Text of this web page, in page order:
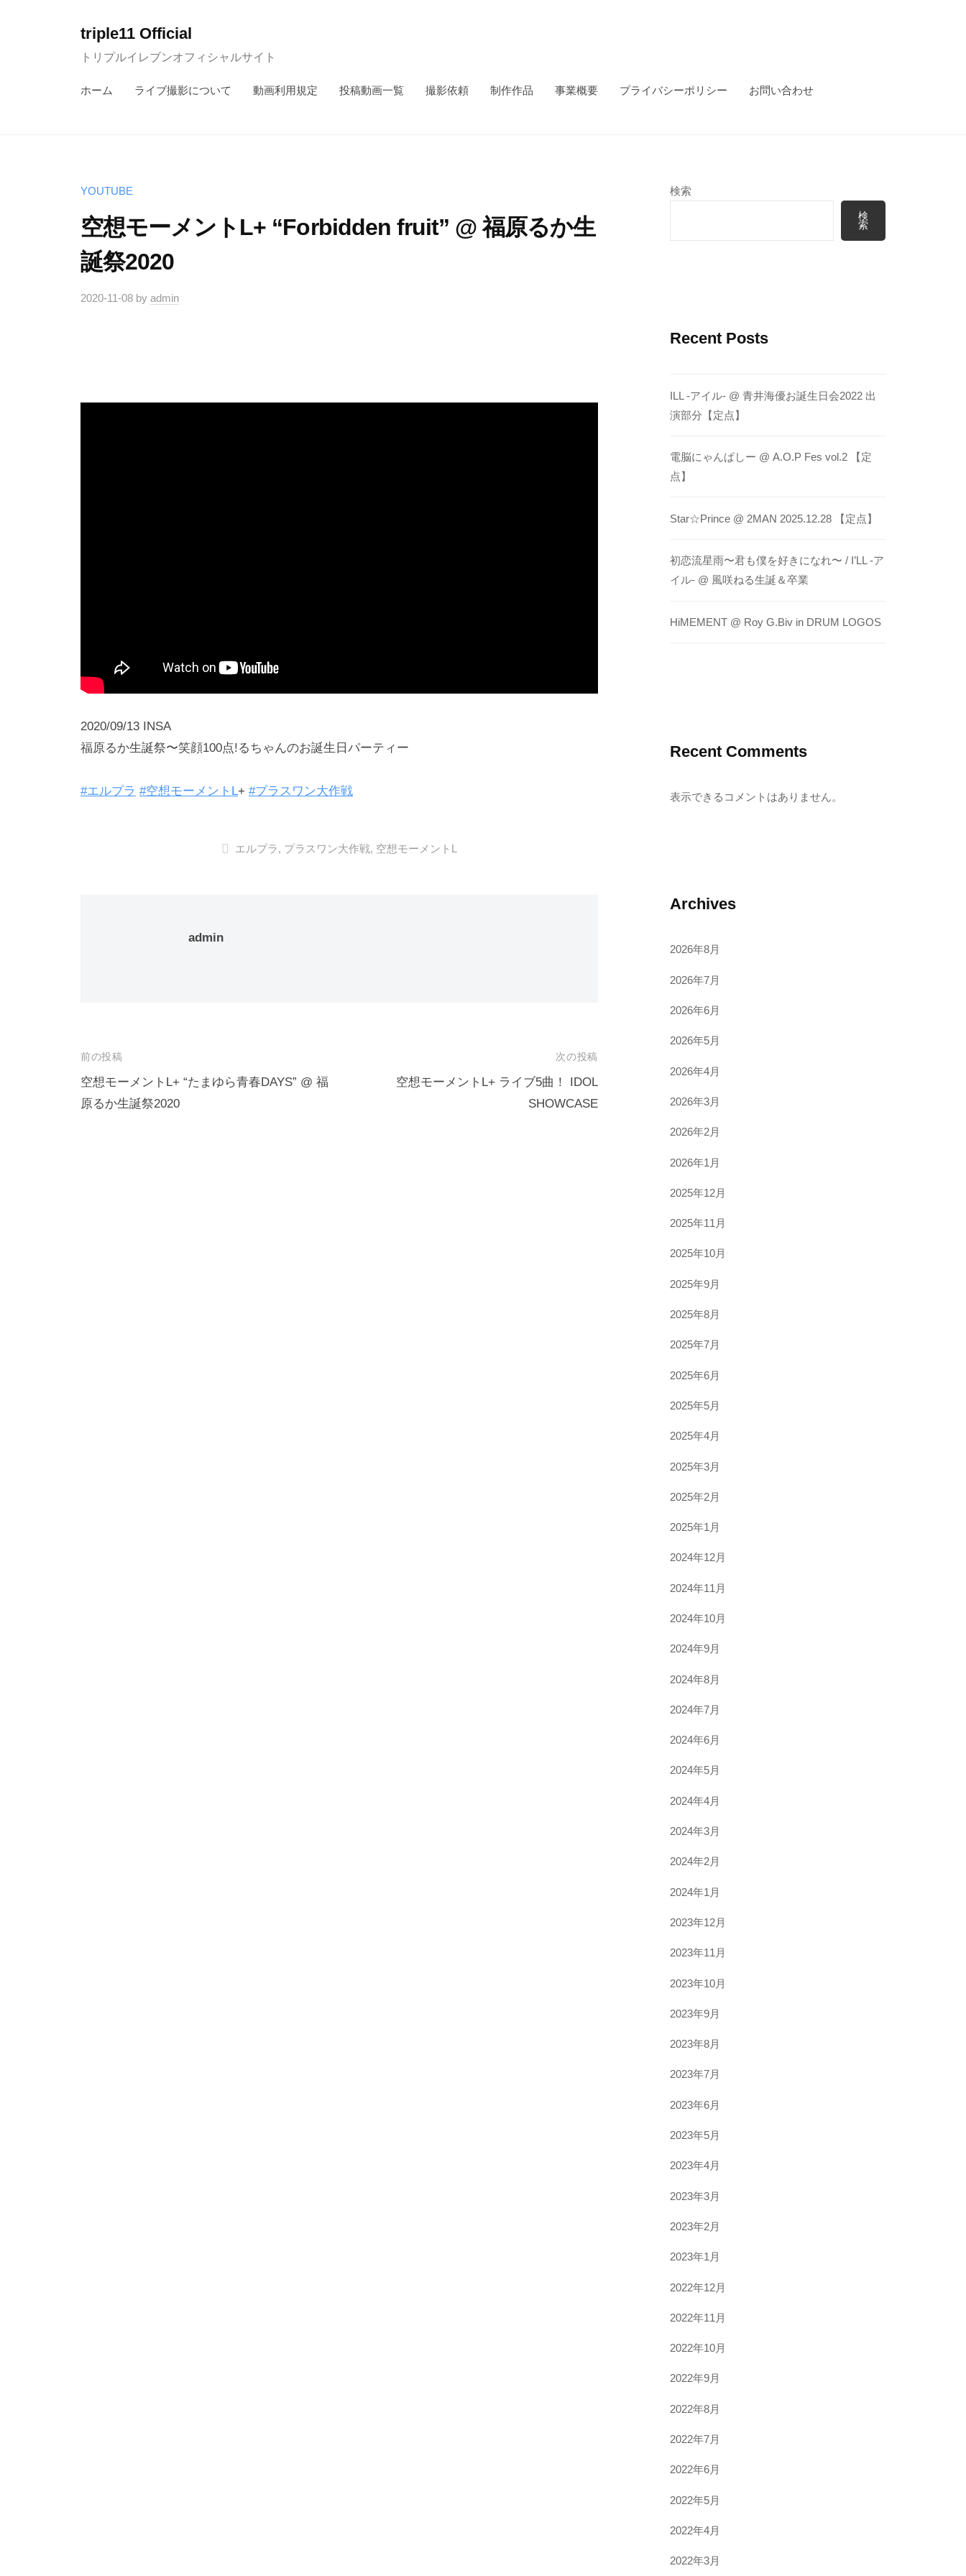
triple11 Official
トリプルイレブンオフィシャルサイト
ホーム ライブ撮影について 動画利用規定 投稿動画一覧 撮影依頼 制作作品 事業概要 プライバシーポリシー お問い合わせ
YOUTUBE
空想モーメントL+ “Forbidden fruit” @ 福原るか生
誕祭2020
2020-11-08 by admin
2020/09/13 INSA
福原るか生誕祭〜笑顔100点!るちゃんのお誕生日パーティー
#エルプラ #空想モーメントL+ #プラスワン大作戦
エルプラ, プラスワン大作戦, 空想モーメントL
admin
投
稿
ナ
前の投稿
空想モーメントL+ “たまゆら青春DAYS” @ 福
原るか生誕祭2020
次の投稿
空想モーメントL+ ライブ5曲！ IDOL
SHOWCASE
検索
検
索
Recent Posts
ILL -アイル- @ 青井海優お誕生日会2022 出
演部分【定点】
電脳にゃんぱしー @ A.O.P Fes vol.2 【定
点】
Star☆Prince @ 2MAN 2025.12.28 【定点】
初恋流星雨〜君も僕を好きになれ〜 / I’LL -ア
イル- @ 風咲ねる生誕＆卒業
HiMEMENT @ Roy G.Biv in DRUM LOGOS
Recent Comments
表示できるコメントはありません。
Archives
2026年8月
2026年7月
2026年6月
2026年5月
2026年4月
2026年3月
2026年2月
2026年1月
2025年12月
2025年11月
2025年10月
2025年9月
2025年8月
2025年7月
2025年6月
2025年5月
2025年4月
2025年3月
2025年2月
2025年1月
2024年12月
2024年11月
2024年10月
2024年9月
2024年8月
2024年7月
2024年6月
2024年5月
2024年4月
2024年3月
2024年2月
2024年1月
2023年12月
2023年11月
2023年10月
2023年9月
2023年8月
2023年7月
2023年6月
2023年5月
2023年4月
2023年3月
2023年2月
2023年1月
2022年12月
2022年11月
2022年10月
2022年9月
2022年8月
2022年7月
2022年6月
2022年5月
2022年4月
2022年3月